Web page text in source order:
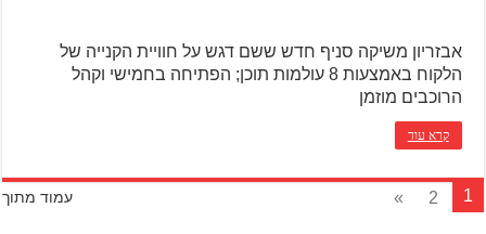
אבזריון משיקה סניף חדש ששם דגש על חוויית הקנייה של
הלקוח באמצעות 8 עולמות תוכן; הפתיחה בחמישי וקהל
הרוכבים מוזמן
קרא עוד
עמוד מתוך 1
2
»